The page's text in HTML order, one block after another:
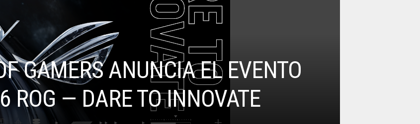
GAMERS ANUNCIA EL EVENTO
ROG — DARE TO INNOVATE